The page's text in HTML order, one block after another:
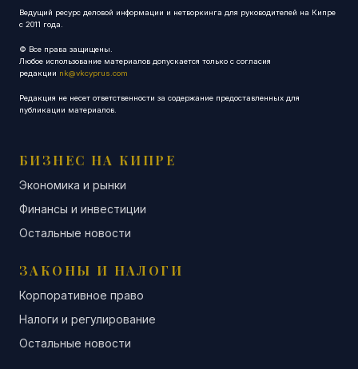
Ведущий ресурс деловой информации и нетворкинга для руководителей на Кипре
с 2011 года.
© Все права защищены.
Любое использование материалов допускается только с согласия
редакции nk@vkcyprus.com
Редакция не несет ответственности за содержание предоставленных для
публикации материалов.
БИЗНЕС НА КИПРЕ
Экономика и рынки
Финансы и инвестиции
Остальные новости
ЗАКОНЫ И НАЛОГИ
Корпоративное право
Налоги и регулирование
Остальные новости